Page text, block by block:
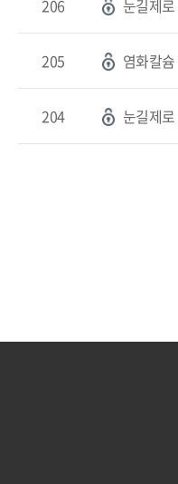
206 눈길제
205 염화칼
204 눈길제